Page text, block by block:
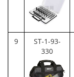
9
ST-1-93-
330